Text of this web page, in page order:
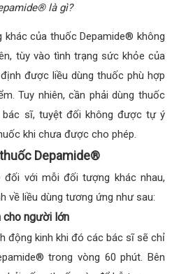
là gì?
khác của thuốc Depamide® không
tùy vào tình trạng sức khỏe của
được liều dùng thuốc phù hợp
Tuy nhiên, cần phải dùng thuốc
sĩ, tuyệt đối không được tự ý
khi chưa được cho phép.
Depamide®
với mỗi đối tượng khác nhau,
về liều dùng tương ứng như sau:
cho người lớn
động kinh khi đó các bác sĩ sẽ chỉ
trong vòng 60 phút. Bên